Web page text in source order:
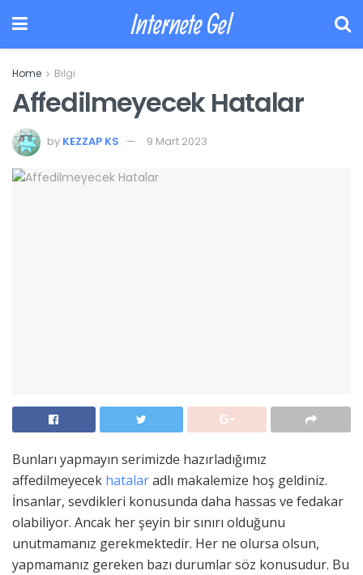
Internete Gel
Home Bilgi
Affedilmeyecek Hatalar
by KEZZAP KS 9 Mart 2023
Bunları yapmayın serimizde hazırladığımız
affedilmeyecek hatalaradlı makalemize hoş geldiniz.
İnsanlar, sevdikleri konusunda daha hassas ve fedakar
olabiliyor. Ancak her şeyin bir sınırı olduğunu
unutmamanız gerekmektedir. Her ne olursa olsun,
yapmamanız gereken bazı durumlar söz konusudur. Bu